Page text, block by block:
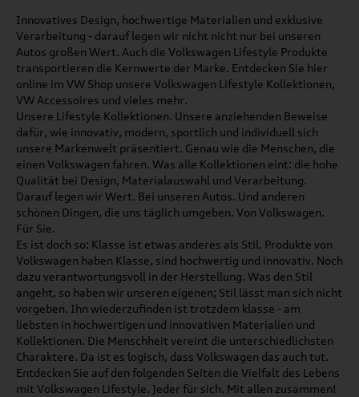
Innovatives Design, hochwertige Materialien und exklusive
Verarbeitung - darauf legen wir nicht nicht nur bei unseren
Autos großen Wert. Auch die Volkswagen Lifestyle Produkte
transportieren die Kernwerte der Marke. Entdecken Sie hier
online im VW Shop unsere Volkswagen Lifestyle Kollektionen,
VW Accessoires und vieles mehr.
Unsere Lifestyle Kollektionen. Unsere anziehenden Beweise
dafür, wie innovativ, modern, sportlich und individuell sich
unsere Markenwelt präsentiert. Genau wie die Menschen, die
einen Volkswagen fahren. Was alle Kollektionen eint: die hohe
Qualität bei Design, Materialauswahl und Verarbeitung.
Darauf legen wir Wert. Bei unseren Autos. Und anderen
schönen Dingen, die uns täglich umgeben. Von Volkswagen.
Für Sie.
Es ist doch so: Klasse ist etwas anderes als Stil. Produkte von
Volkswagen haben Klasse, sind hochwertig und innovativ. Noch
dazu verantwortungsvoll in der Herstellung. Was den Stil
angeht, so haben wir unseren eigenen; Stil lässt man sich nicht
vorgeben. Ihn wiederzufinden ist trotzdem klasse - am
liebsten in hochwertigen und innovativen Materialien und
Kollektionen. Die Menschheit vereint die unterschiedlichsten
Charaktere. Da ist es logisch, dass Volkswagen das auch tut.
Entdecken Sie auf den folgenden Seiten die Vielfalt des Lebens
mit Volkswagen Lifestyle. Jeder für sich. Mit allen zusammen!